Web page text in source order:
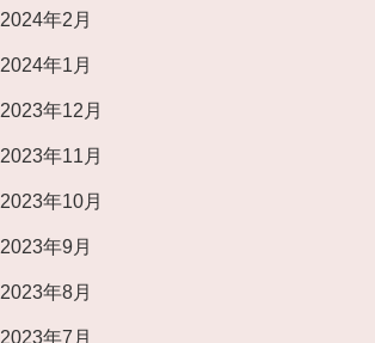
2024年2月
2024年1月
2023年12月
2023年11月
2023年10月
2023年9月
2023年8月
2023年7月